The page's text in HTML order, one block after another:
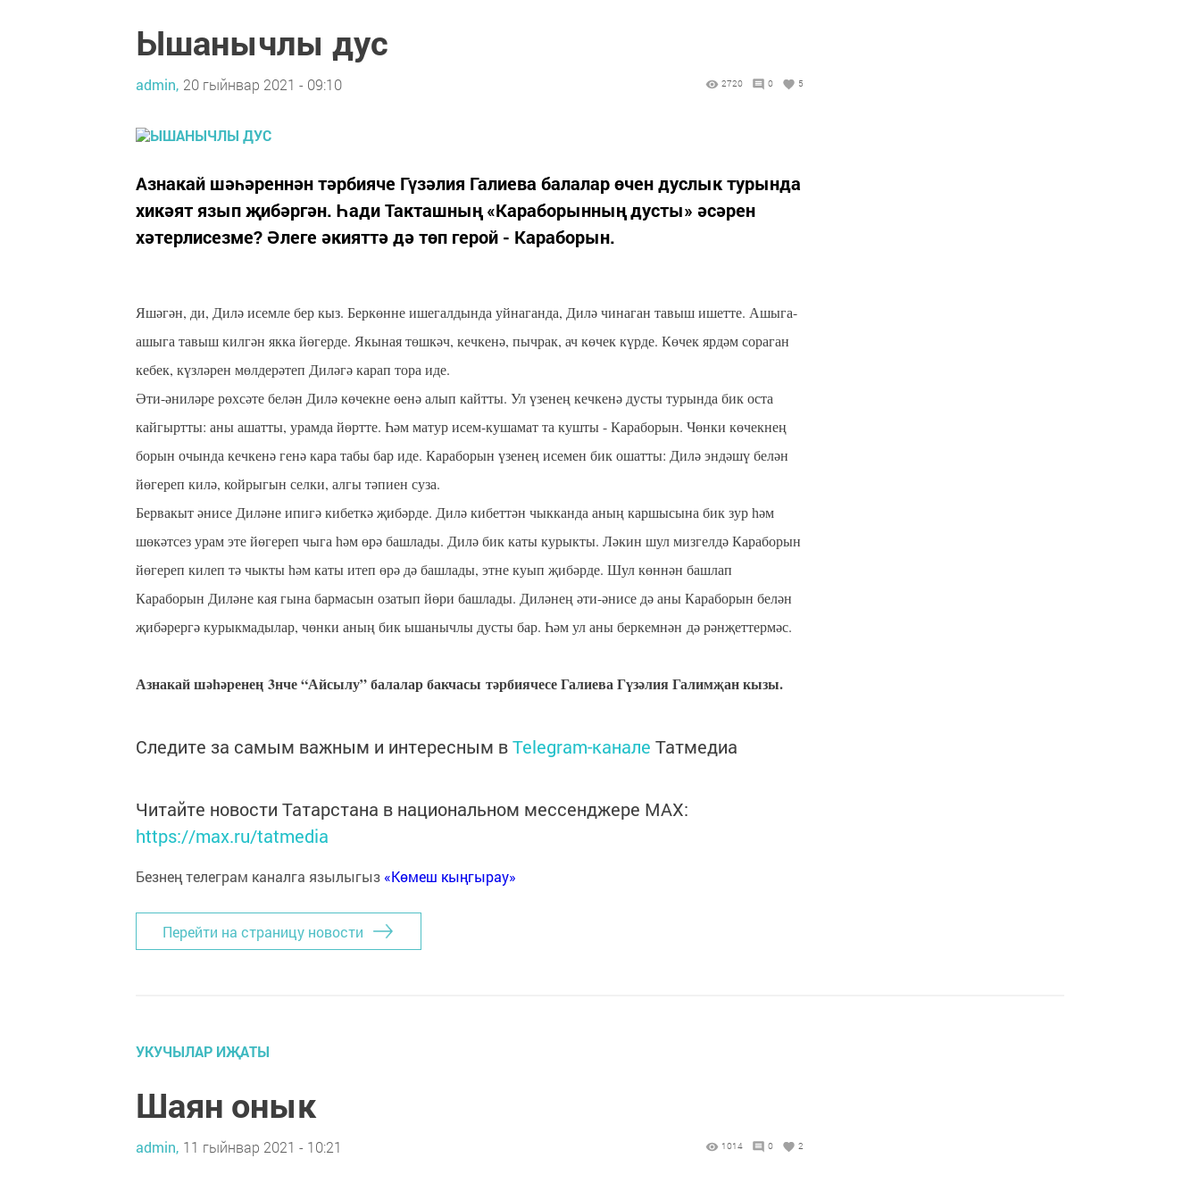
Ышанычлы дус
admin, 20 гыйнвар 2021 - 09:10 2720 0 5
Азнакай шәһәреннән тәрбияче Гүзәлия Галиева балалар өчен дуслык турында
хикәят язып җибәргән. Һади Такташның «Караборынның дусты» әсәрен
хәтерлисезме? Әлеге әкияттә дә төп герой - Караборын.
Яшәгән, ди, Дилә исемле бер кыз. Беркөнне ишегалдында уйнаганда, Дилә чинаган тавыш ишетте. Ашыга-
ашыга тавыш килгән якка йөгерде. Якыная төшкәч, кечкенә, пычрак, ач көчек күрде. Көчек ярдәм сораган
кебек, күзләрен мөлдерәтеп Диләгә карап тора иде.
Әти-әниләре рөхсәте белән Дилә көчекне өенә алып кайтты. Ул үзенең кечкенә дусты турында бик оста
кайгыртты: аны ашатты, урамда йөртте. Һәм матур исем-кушамат та кушты - Караборын. Чөнки көчекнең
борын очында кечкенә генә кара табы бар иде. Караборын үзенең исемен бик ошатты: Дилә эндәшү белән
йөгереп килә, койрыгын селки, алгы тәпиен суза.
Бервакыт әнисе Диләне ипигә кибеткә җибәрде. Дилә кибеттән чыкканда аның каршысына бик зур һәм
шөкәтсез урам эте йөгереп чыга һәм өрә башлады. Дилә бик каты курыкты. Ләкин шул мизгелдә Караборын
йөгереп килеп тә чыкты һәм каты итеп өрә дә башлады, этне куып җибәрде. Шул көннән башлап
Караборын Диләне кая гына бармасын озатып йөри башлады. Диләнең әти-әнисе дә аны Караборын белән
җибәрергә курыкмадылар, чөнки аның бик ышанычлы дусты бар. Һәм ул аны беркемнән дә рәнҗеттермәс.
Азнакай шәһәренең 3нче “Айсылу” балалар бакчасы тәрбиячесе Галиева Гүзәлия Галимҗан кызы.
Следите за самым важным и интересным вTelegram-канале Татмедиа
Читайте новости Татарстана в национальном мессенджере MАХ:
https://max.ru/tatmedia
Безнең телеграм каналга язылыгыз «Көмеш кыңгырау»
Перейти на страницу новости
УКУЧЫЛАР ИҖАТЫ
Шаян онык
admin, 11 гыйнвар 2021 - 10:21 1014 0 2